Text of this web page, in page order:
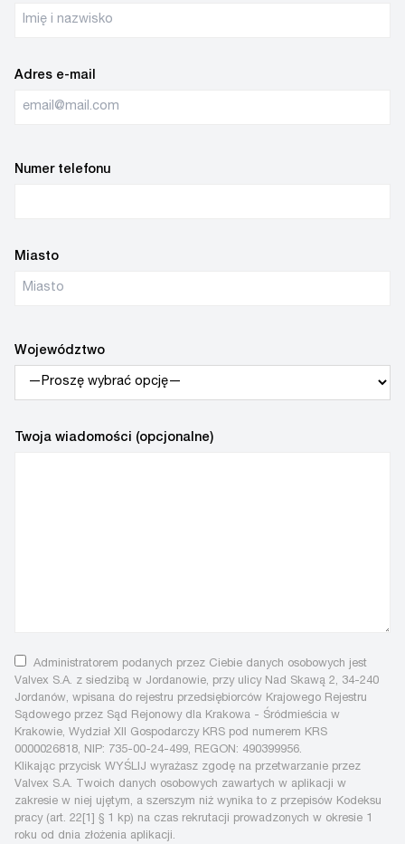
Adres e-mail
Numer telefonu
Miasto
Województwo
Twoja wiadomości (opcjonalne)
Administratorem podanych przez Ciebie danych osobowych jest
Valvex S.A. z siedzibą w Jordanowie, przy ulicy Nad Skawą 2, 34-240
Jordanów, wpisana do rejestru przedsiębiorców Krajowego Rejestru
Sądowego przez Sąd Rejonowy dla Krakowa - Śródmieścia w
Krakowie, Wydział XII Gospodarczy KRS pod numerem KRS
0000026818, NIP: 735-00-24-499, REGON: 490399956.
Klikając przycisk WYŚLIJ wyrażasz zgodę na przetwarzanie przez
Valvex S.A. Twoich danych osobowych zawartych w aplikacji w
zakresie w niej ujętym, a szerszym niż wynika to z przepisów Kodeksu
pracy (art. 22[1] § 1 kp) na czas rekrutacji prowadzonych w okresie 1
roku od dnia złożenia aplikacji.